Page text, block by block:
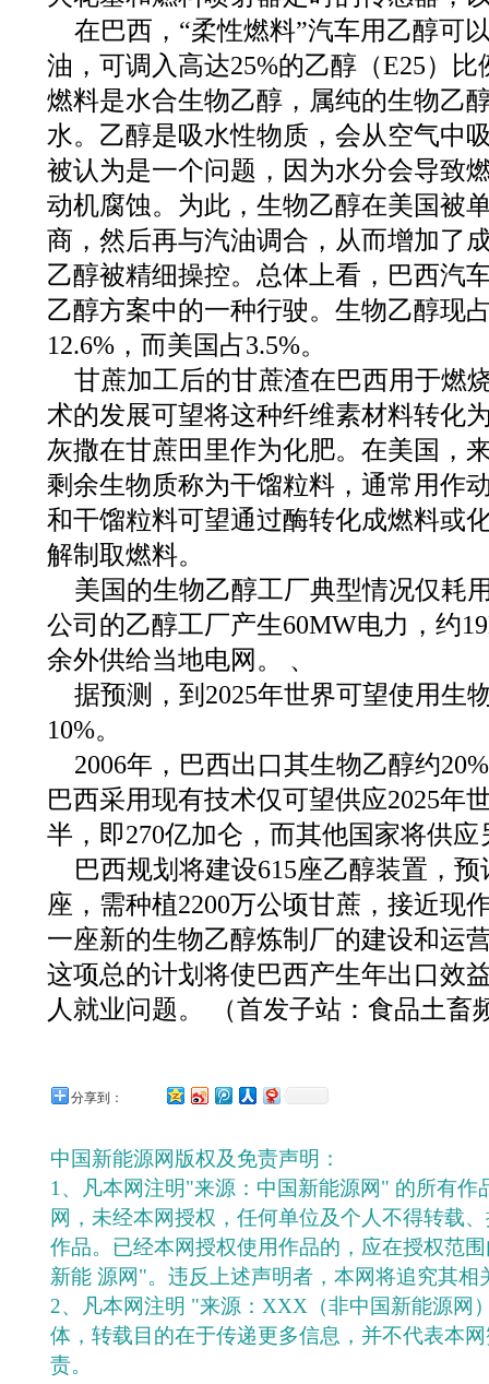
在巴西，“柔性燃料”汽车用乙醇可
油，可调入高达25%的乙醇（E25）
燃料是水合生物乙醇，属纯的生物乙
水。乙醇是吸水性物质，会从空气中
被认为是一个问题，因为水分会导致
动机腐蚀。为此，生物乙醇在美国被
商，然后再与汽油调合，从而增加了
乙醇被精细操控。总体上看，巴西汽
乙醇方案中的一种行驶。生物乙醇现
12.6%，而美国占3.5%。
甘蔗加工后的甘蔗渣在巴西用于燃
术的发展可望将这种纤维素材料转化
灰撒在甘蔗田里作为化肥。在美国，
剩余生物质称为干馏粒料，通常用作
和干馏粒料可望通过酶转化成燃料或
解制取燃料。
美国的生物乙醇工厂典型情况仅耗
公司的乙醇工厂产生60MW电力，约
余外供给当地电网。 、
据预测，到2025年世界可望使用生
10%。
2006年，巴西出口其生物乙醇约
巴西采用现有技术仅可望供应2025年
半，即270亿加仑，而其他国家将供应
巴西规划将建设615座乙醇装置，预
座，需种植2200万公顷甘蔗，接近现
一座新的生物乙醇炼制厂的建设和运
这项总的计划将使巴西产生年出口效
人就业问题。 （首发子站：食品土畜
分享到：
中国新能源网版权及免责声明：
1、凡本网注明"来源：中国新能源网" 的所有作
网，未经本网授权，任何单位及个人不得转载
作品。已经本网授权使用作品的，应在授权范
新能 源网"。违反上述声明者，本网将追究其相
2、凡本网注明 "来源：XXX（非中国新能源网
体，转载目的在于传递更多信息，并不代表本
责。